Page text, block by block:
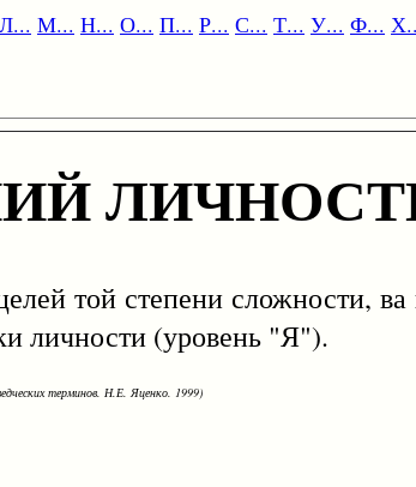
Л... М... Н... О... П... Р... С... Т... У... Ф...
той степени сложности, ва
личности (уровень "Я").
терминов. Н.Е. Яценко. 1999)